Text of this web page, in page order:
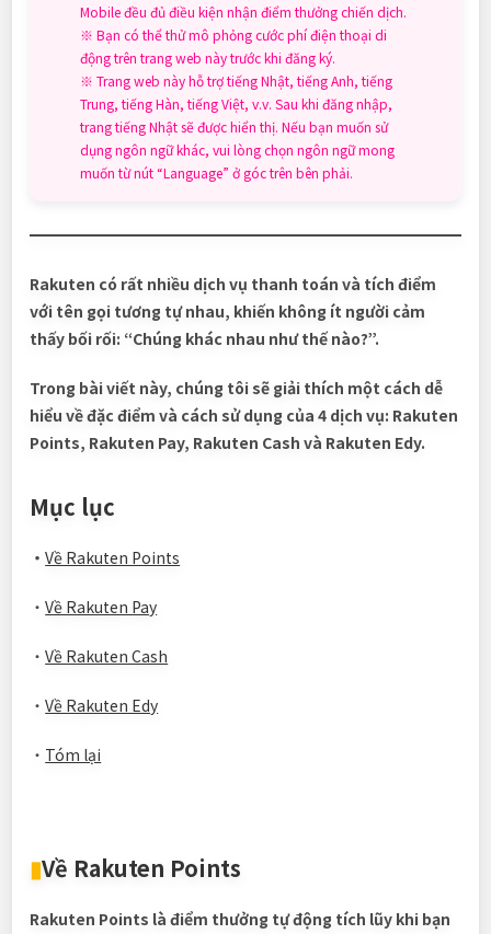
Mobile đều đủ điều kiện nhận điểm thưởng chiến dịch.
※ Bạn có thể thử mô phỏng cước phí điện thoại di
động trên trang web này trước khi đăng ký.
※ Trang web này hỗ trợ tiếng Nhật, tiếng Anh, tiếng
Trung, tiếng Hàn, tiếng Việt, v.v. Sau khi đăng nhập,
trang tiếng Nhật sẽ được hiển thị. Nếu bạn muốn sử
dụng ngôn ngữ khác, vui lòng chọn ngôn ngữ mong
muốn từ nút “Language” ở góc trên bên phải.
Rakuten có rất nhiều dịch vụ thanh toán và tích điểm
với tên gọi tương tự nhau, khiến không ít người cảm
thấy bối rối: “Chúng khác nhau như thế nào?”.
Trong bài viết này, chúng tôi sẽ giải thích một cách dễ
hiểu về đặc điểm và cách sử dụng của 4 dịch vụ: Rakuten
Points, Rakuten Pay, Rakuten Cash và Rakuten Edy.
Mục lục
・Về Rakuten Points
・Về Rakuten Pay
・Về Rakuten Cash
・Về Rakuten Edy
・ Tóm lại
▮Về Rakuten Points
Rakuten Points là điểm thưởng tự động tích lũy khi bạn